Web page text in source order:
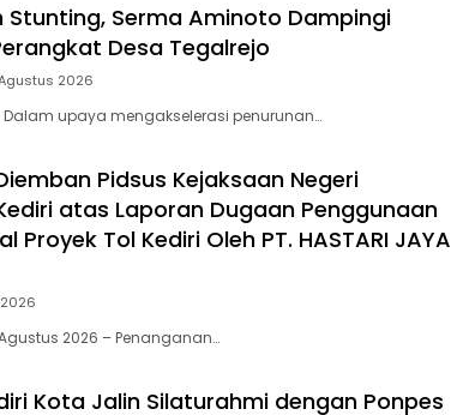
Stunting, Serma Aminoto Dampingi
Desa Tegalrejo
2026
Dalam upaya mengakselerasi penurunan…
Pidsus Kejaksaan Negeri
atas Laporan Dugaan Penggunaan
Proyek Tol Kediri Oleh PT. HASTARI JAYA
Agustus 2026 – Penanganan…
Kota Jalin Silaturahmi dengan Ponpes